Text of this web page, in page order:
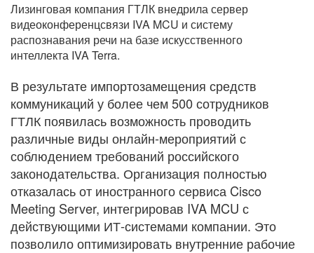
Лизинговая компания ГТЛК внедрила сервер
видеоконференцсвязи IVA MCU и систему
распознавания речи на базе искусственного
интеллекта IVA Terra.
В результате импортозамещения средств
коммуникаций у более чем 500 сотрудников
ГТЛК появилась возможность проводить
различные виды онлайн-мероприятий с
соблюдением требований российского
законодательства. Организация полностью
отказалась от иностранного сервиса Cisco
Meeting Server, интегрировав IVA MCU с
действующими ИТ-системами компании. Это
позволило оптимизировать внутренние рабочие